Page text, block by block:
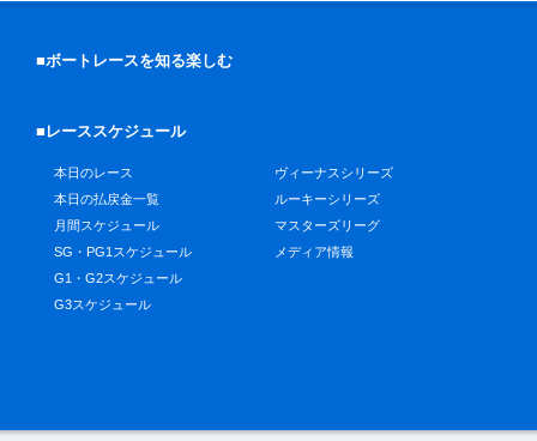
■ボートレースを知る楽しむ
■レーススケジュール
本日のレース
本日の払戻金一覧
月間スケジュール
SG・PG1スケジュール
G1・G2スケジュール
G3スケジュール
ヴィーナスシリーズ
ルーキーシリーズ
マスターズリーグ
メディア情報